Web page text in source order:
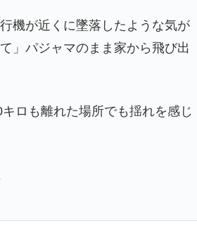
機が近くに墜落したような気が
」パジャマのまま家から飛び出
ロも離れた場所でも揺れを感じ